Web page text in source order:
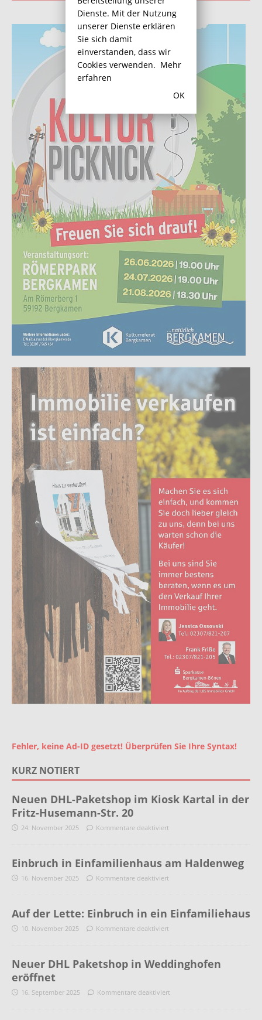
Fehler, keine Ad-ID gesetzt! Überprüfen Sie Ihre Syntax!
KURZ NOTIERT
Neuen DHL-Paketshop im Kiosk Kartal in der
Fritz-Husemann-Str. 20
24. November 2025 Kommentare deaktiviert
Einbruch in Einfamilienhaus am Haldenweg
16. November 2025 Kommentare deaktiviert
Auf der Lette: Einbruch in ein Einfamiliehaus
10. November 2025 Kommentare deaktiviert
Neuer DHL Paketshop in Weddinghofen
eröffnet
16. September 2025 Kommentare deaktiviert
Dienste. Mit der Nutzung
unserer Dienste erklären
Sie sich damit
einverstanden, dass wir
Cookies verwenden. Mehr
erfahren
OK